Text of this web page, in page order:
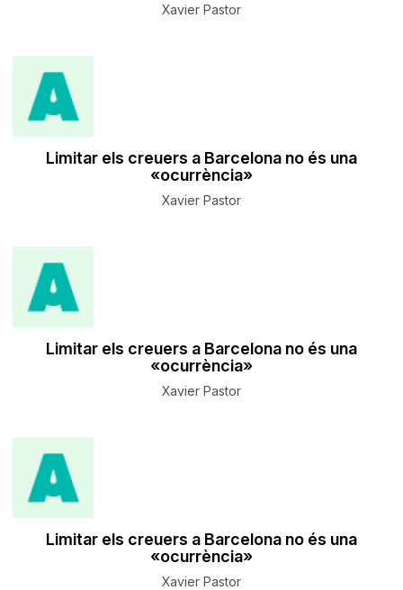
Xavier Pastor
Limitar els creuers a Barcelona no és una
«ocurrència»
Xavier Pastor
Limitar els creuers a Barcelona no és una
«ocurrència»
Xavier Pastor
Limitar els creuers a Barcelona no és una
«ocurrència»
Xavier Pastor